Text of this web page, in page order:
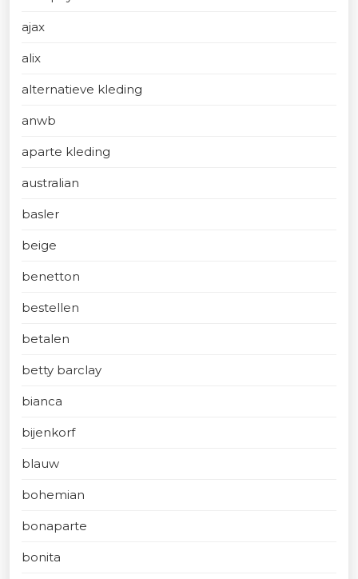
ajax
alix
alternatieve kleding
anwb
aparte kleding
australian
basler
beige
benetton
bestellen
betalen
betty barclay
bianca
bijenkorf
blauw
bohemian
bonaparte
bonita